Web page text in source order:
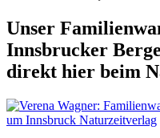
Unser
Innsbrucker
direkt hier beim